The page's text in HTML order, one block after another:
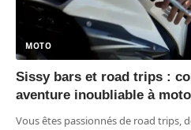
MOTO
Sissy bars et road trips :
aventure inoubliable à moto
Vous êtes passionnés de road trips,